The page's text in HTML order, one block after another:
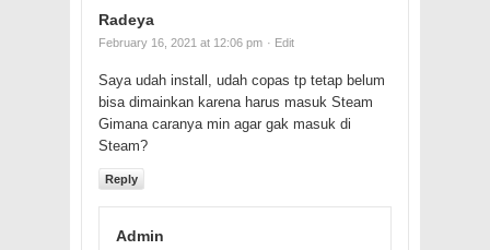
Radeya
February 16, 2021 at 12:06 pm · Edit
Saya udah install, udah copas tp tetap belum
bisa dimainkan karena harus masuk Steam
Gimana caranya min agar gak masuk di
Steam?
Reply
Admin